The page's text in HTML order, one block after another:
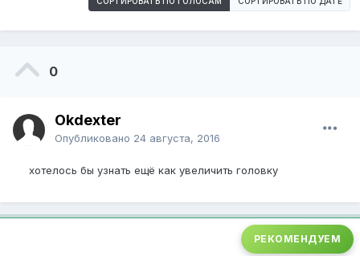
0
Okdexter
Опубликовано 24 августа, 2016
хотелось бы узнать ещё как увеличить головку
РЕКОМЕНДУЕМ